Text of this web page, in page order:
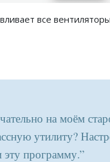
все
на моём
утилиту?
эту программу.”